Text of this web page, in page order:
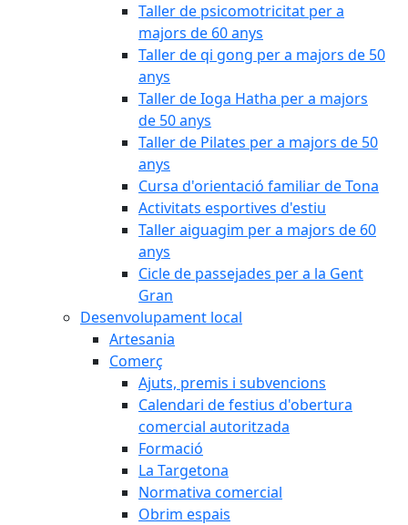
Taller de psicomotricitat per a
majors de 60 anys
Taller de qi gong per a majors de 50
anys
Taller de Ioga Hatha per a majors
de 50 anys
Taller de Pilates per a majors de 50
anys
Cursa d'orientació familiar de Tona
Activitats esportives d'estiu
Taller aiguagim per a majors de 60
anys
Cicle de passejades per a la Gent
Gran
Desenvolupament local
Artesania
Comerç
Ajuts, premis i subvencions
Calendari de festius d'obertura
comercial autoritzada
Formació
La Targetona
Normativa comercial
Obrim espais